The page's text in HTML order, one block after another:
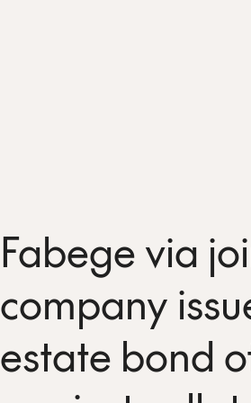
Fabege via
company
estate bond